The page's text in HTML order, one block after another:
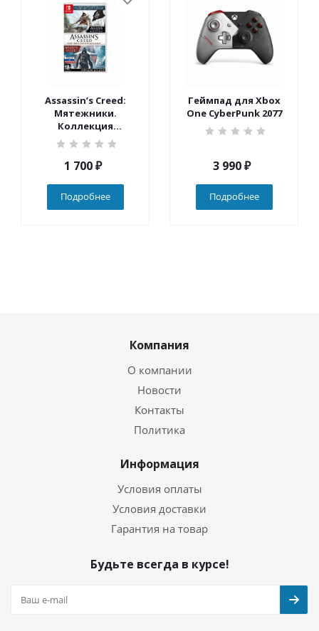
Assassin’s Creed:
Мятежники.
Коллекция
(Nintendo Switch)
1 700₽
Подробнее
Геймпад для Xbox
One CyberPunk 2077
3 990₽
Подробнее
Компания
О компании
Новости
Контакты
Политика
Информация
Условия оплаты
Условия доставки
Гарантия на товар
Будьте всегда в курсе!